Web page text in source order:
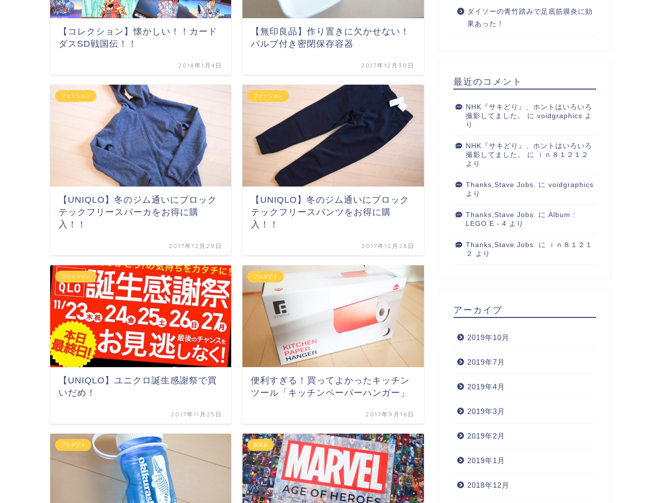
【コレクション】懐かしい！！カード
ダスSD戦国伝！！
2018年1月4日
【無印良品】作り置きに欠かせない！
バルブ付き密閉保存容器
2017年12月30日
ファッション
【UNIQLO】冬のジム通いにブロック
テックフリースパーカをお得に購
入！！
2017年12月29日
ファッション
【UNIQLO】冬のジム通いにブロック
テックフリースパンツをお得に購
入！！
2017年12月28日
ファッション
【UNIQLO】ユニクロ誕生感謝祭で買
いだめ！
2017年11月25日
プロダクト
便利すぎる！買ってよかったキッチン
ツール「キッチンペーパーハンガー」
2017年9月16日
プロダクト 展覧会
ダイソーの青竹踏みで足底筋膜炎に効
果あった！
最近のコメント
NHK『サキどり』、ホントはいろいろ
撮影してました。
に voidgraphics よ
り
NHK『サキどり』、ホントはいろいろ
撮影してました。
に
ｉｎ８１２１２
より
Thanks,Stave Jobs. に voidgraphics
より
Thanks,Stave Jobs. に Album :
LEGO E - 4 より
Thanks,Stave Jobs. に
ｉｎ８１２１
２
より
アーカイブ
2019年10月
2019年7月
2019年4月
2019年3月
2019年2月
2019年1月
2018年12月